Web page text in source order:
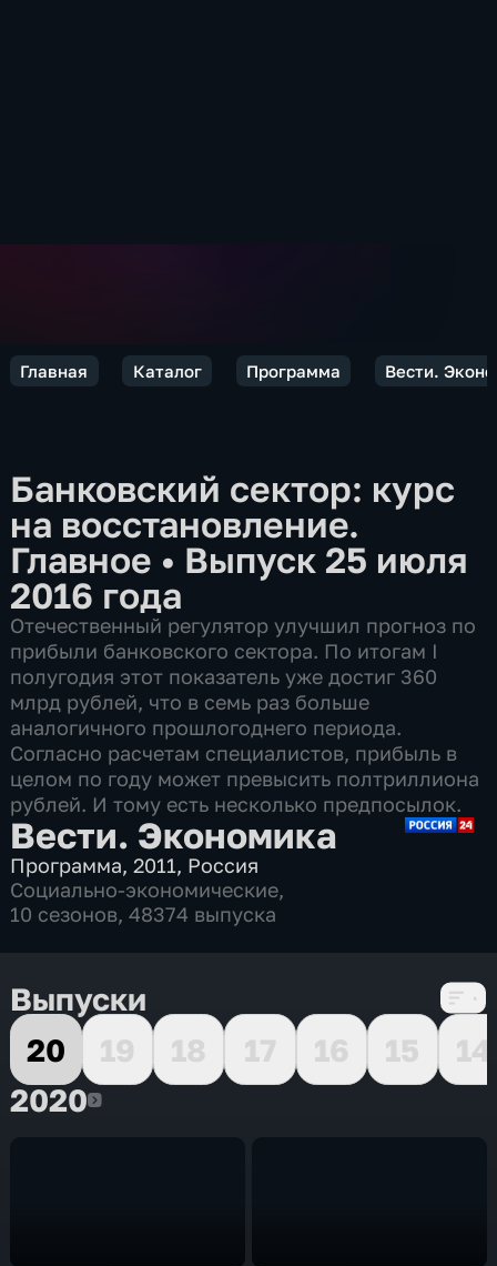
Главная Каталог Программа Вести.
Банковский сектор: курс
на восстановление.
Главное • Выпуск 25 июля
2016 года
Отечественный регулятор улучшил прогноз по
прибыли банковского сектора. По итогам I
полугодия этот показатель уже достиг 360
млрд рублей, что в семь раз больше
аналогичного прошлогоднего периода.
Согласно расчетам специалистов, прибыль в
целом по году может превысить полтриллиона
рублей. И тому есть несколько предпосылок.
Вести. Экономика
Программа,2011, Россия
Социально-экономические,
10 сезонов, 48374 выпуска
Выпуски
20
19 18 17 16 15
14
20202020